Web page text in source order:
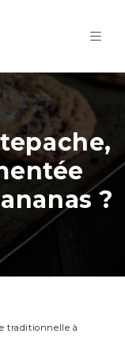
?
traditionnelle à